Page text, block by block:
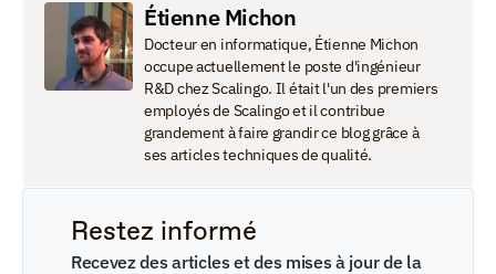
Étienne Michon
Docteur en informatique, Étienne Michon
occupe actuellement le poste d'ingénieur
R&D chez Scalingo. Il était l'un des premiers
employés de Scalingo et il contribue
grandement à faire grandir ce blog grâce à
ses articles techniques de qualité.
Restez informé
Recevez des articles et des mises à jour de la